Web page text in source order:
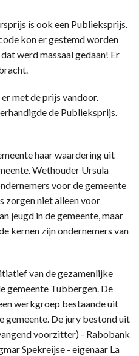
is ook een Publieksprijs.
kon er gestemd worden
werd massaal gedaan! Er
met de prijs vandoor.
de Publieksprijs.
haar waardering uit
Wethouder Ursula
voor de gemeente
zorgen niet alleen voor
jeugd in de gemeente, maar
kernen zijn ondernemers van
van de gezamenlijke
gemeente Tubbergen. De
werkgroep bestaande uit
gemeente. De jury bestond uit
voorzitter) - Rabobank
Spekreijse - eigenaar La